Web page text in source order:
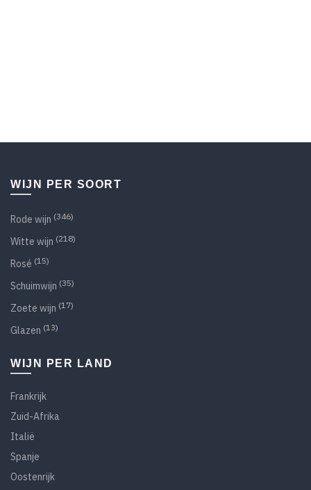
WIJN PER SOORT
Rode wijn (346)
Witte wijn (218)
Rosé (15)
Schuimwijn (35)
Zoete wijn (17)
Glazen (13)
WIJN PER LAND
Frankrijk
Zuid-Afrika
Italië
Spanje
Oostenrijk